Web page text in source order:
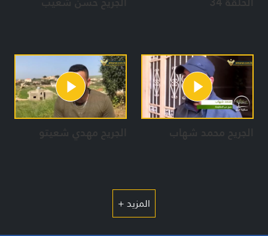
الجريح محمد شهاب الجريح مهدي شعيتو
المزيد +